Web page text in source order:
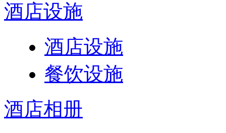
酒店设施
酒店设施
餐饮设施
酒店相册